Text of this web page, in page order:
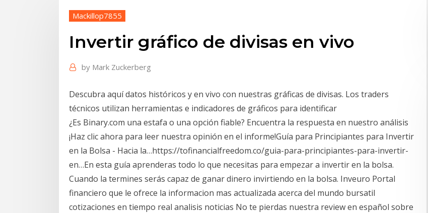
Mackillop7855
Invertir gráfico de divisas en vivo
by Mark Zuckerberg
Descubra aquí datos históricos y en vivo con nuestras gráficas de divisas. Los traders
técnicos utilizan herramientas e indicadores de gráficos para identificar
¿Es Binary.com una estafa o una opción fiable? Encuentra la respuesta en nuestro análisis
¡Haz clic ahora para leer nuestra opinión en el informe!Guía para Principiantes para Invertir
en la Bolsa - Hacia la…https://tofinancialfreedom.co/guia-para-principiantes-para-invertir-
en…En esta guía aprenderas todo lo que necesitas para empezar a invertir en la bolsa.
Cuando la termines serás capaz de ganar dinero invirtiendo en la bolsa. Inveuro Portal
financiero que le ofrece la informacion mas actualizada acerca del mundo bursatil
cotizaciones en tiempo real analisis noticias No te pierdas nuestra review en español sobre